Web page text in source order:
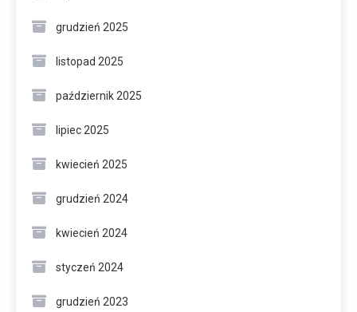
grudzień 2025
listopad 2025
październik 2025
lipiec 2025
kwiecień 2025
grudzień 2024
kwiecień 2024
styczeń 2024
grudzień 2023